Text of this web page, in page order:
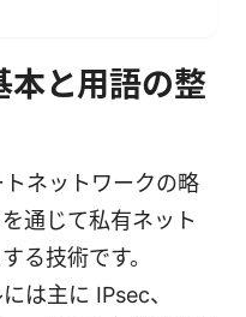
本と用語の整
ネットワークの略
通じて私有ネット
る技術です。
は主に IPsec、